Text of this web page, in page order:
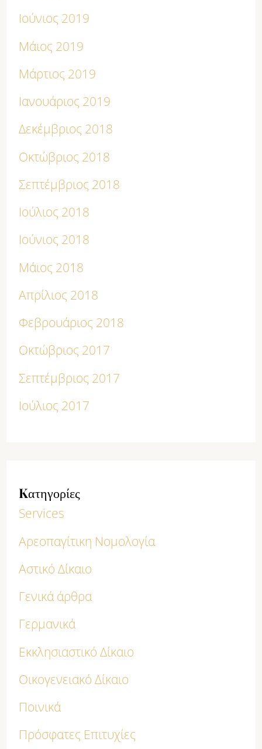
Ιούνιος 2019
Μάιος 2019
Μάρτιος 2019
Ιανουάριος 2019
Δεκέμβριος 2018
Οκτώβριος 2018
Σεπτέμβριος 2018
Ιούλιος 2018
Ιούνιος 2018
Μάιος 2018
Απρίλιος 2018
Φεβρουάριος 2018
Οκτώβριος 2017
Σεπτέμβριος 2017
Ιούλιος 2017
Kατηγορίες
Services
Αρεοπαγίτικη Νομολογία
Αστικό Δίκαιο
Γενικά άρθρα
Γερμανικά
Εκκλησιαστικό Δίκαιο
Οικογενειακό Δίκαιο
Ποινικά
Πρόσφατες Επιτυχίες